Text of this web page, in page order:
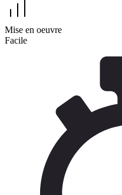
Mise en oeuvre
Facile